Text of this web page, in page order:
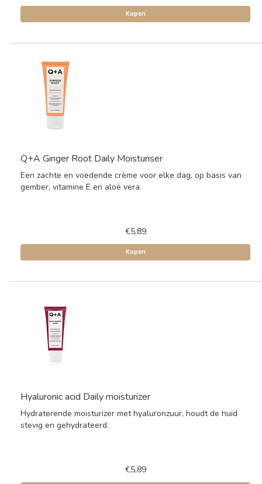
Kopen
Q+A Ginger Root Daily Moisturiser
Een zachte en voedende crème voor elke dag, op basis van
gember, vitamine E en aloë vera.
€5,89
Kopen
Hyaluronic acid Daily moisturizer
Hydraterende moisturizer met hyaluronzuur, houdt de huid
stevig en gehydrateerd.
€5,89